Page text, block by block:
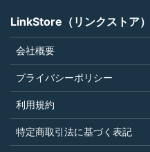
利用者は、本規約に
LinkStoreを利用す
める基準に従ったポ
LinkStore（リンクストア
会社概要
プライバシーポリシー
利用規約
特定商取引法に基づく表記